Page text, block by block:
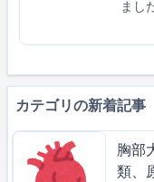
まし
カテゴリの新着記事
胸部
類、